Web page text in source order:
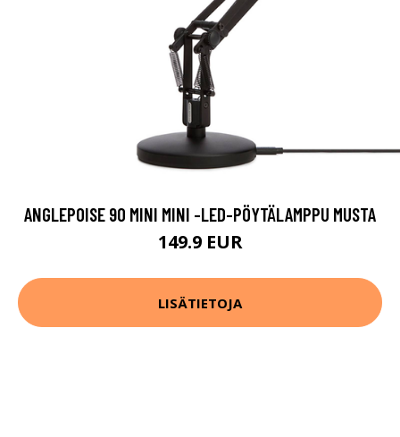
ANGLEPOISE 90 MINI MINI -LED-PÖYTÄLAMPPU MUSTA
149.9 EUR
LISÄTIETOJA